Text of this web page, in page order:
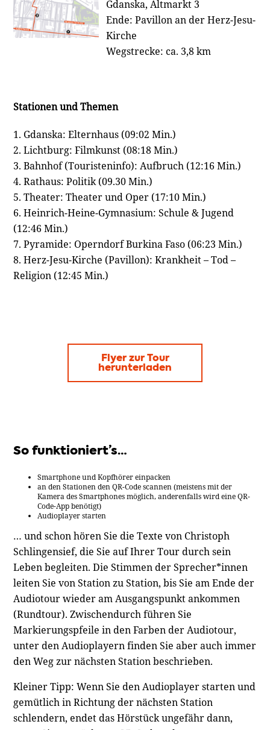
Gdanska, Altmarkt 3
Ende: Pavillon an der Herz-Jesu-
Kirche
Wegstrecke: ca. 3,8 km
Stationenund Themen
1. Gdanska: Elternhaus (09:02 Min.)
2. Lichtburg: Filmkunst (08:18 Min.)
3. Bahnhof (Touristeninfo): Aufbruch (12:16 Min.)
4. Rathaus: Politik (09.30 Min.)
5. Theater: Theater und Oper (17:10 Min.)
6. Heinrich-Heine-Gymnasium: Schule & Jugend
(12:46 Min.)
7. Pyramide: Operndorf Burkina Faso (06:23 Min.)
8. Herz-Jesu-Kirche (Pavillon): Krankheit – Tod –
Religion (12:45 Min.)
Flyer zur Tour
herunterladen
So funktioniert’s…
Smartphone und Kopfhörer einpacken
an den Stationen den QR-Code scannen (meistens mit der
Kamera des Smartphones möglich, anderenfalls wird eine QR-
Code-App benötigt)
Audioplayer starten
… und schon hören Sie die Texte von Christoph
Schlingensief, die Sie auf Ihrer Tour durch sein
Leben begleiten. Die Stimmen der Sprecher*innen
leiten Sie von Station zu Station, bis Sie am Ende der
Audiotour wieder am Ausgangspunkt ankommen
(Rundtour). Zwischendurch führen Sie
Markierungspfeile in den Farben der Audiotour,
unter den Audioplayern finden Sie aber auch immer
den Weg zur nächsten Station beschrieben.
Kleiner Tipp: Wenn Sie den Audioplayer starten und
gemütlich in Richtung der nächsten Station
schlendern, endet das Hörstück ungefähr dann,